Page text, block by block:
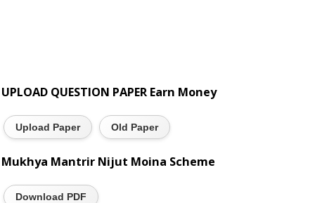
UPLOAD QUESTION PAPER Earn Money
Upload Paper Old Paper
Mukhya Mantrir Nijut Moina Scheme
Download PDF